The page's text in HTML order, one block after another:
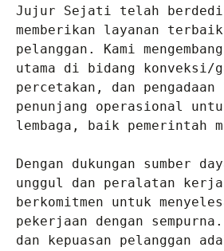
Jujur Sejati telah
memberikan layanan
pelanggan. Kami
utama di bidang konveksi/
percetakan, dan pengadaan
penunjang operasional
lembaga, baik pemerintah
Dengan dukungan sumber
unggul dan peralatan
berkomitmen untuk
pekerjaan dengan
dan kepuasan pelanggan